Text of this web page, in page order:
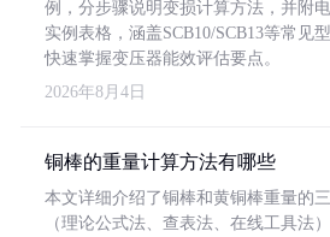
例，分步骤说明变损计算方法，并附
实例表格，涵盖SCB10/SCB13等常见
快速掌握变压器能效评估要点。
2026年8月4日
铜棒的重量计算方法有哪些
本文详细介绍了铜棒和黄铜棒重量的
（理论公式法、查表法、在线工具法